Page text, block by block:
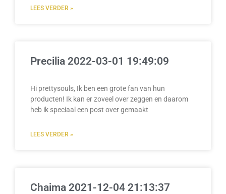
LEES VERDER »
Precilia 2022-03-01 19:49:09
Hi prettysouls, Ik ben een grote fan van hun
producten! Ik kan er zoveel over zeggen en daarom
heb ik speciaal een post over gemaakt
LEES VERDER »
Chaima 2021-12-04 21:13:37